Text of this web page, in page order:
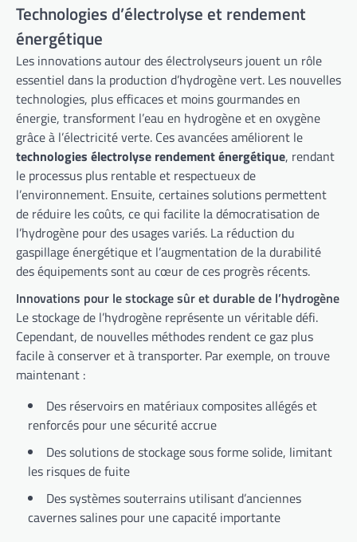
Technologies d’électrolyse et rendement
énergétique
Les innovations autour des électrolyseurs jouent un rôle
essentiel dans la production d’hydrogène vert. Les nouvelles
technologies, plus efficaces et moins gourmandes en
énergie, transforment l’eau en hydrogène et en oxygène
grâce à l’électricité verte. Ces avancées améliorent le
technologies électrolyse rendement énergétique, rendant
le processus plus rentable et respectueux de
l’environnement. Ensuite, certaines solutions permettent
de réduire les coûts, ce qui facilite la démocratisation de
l’hydrogène pour des usages variés. La réduction du
gaspillage énergétique et l’augmentation de la durabilité
des équipements sont au cœur de ces progrès récents.
Innovations pour le stockage sûr et durable de l’hydrogène
Le stockage de l’hydrogène représente un véritable défi.
Cependant, de nouvelles méthodes rendent ce gaz plus
facile à conserver et à transporter. Par exemple, on trouve
maintenant :
Des réservoirs en matériaux composites allégés et
renforcés pour une sécurité accrue
Des solutions de stockage sous forme solide, limitant
les risques de fuite
Des systèmes souterrains utilisant d’anciennes
cavernes salines pour une capacité importante